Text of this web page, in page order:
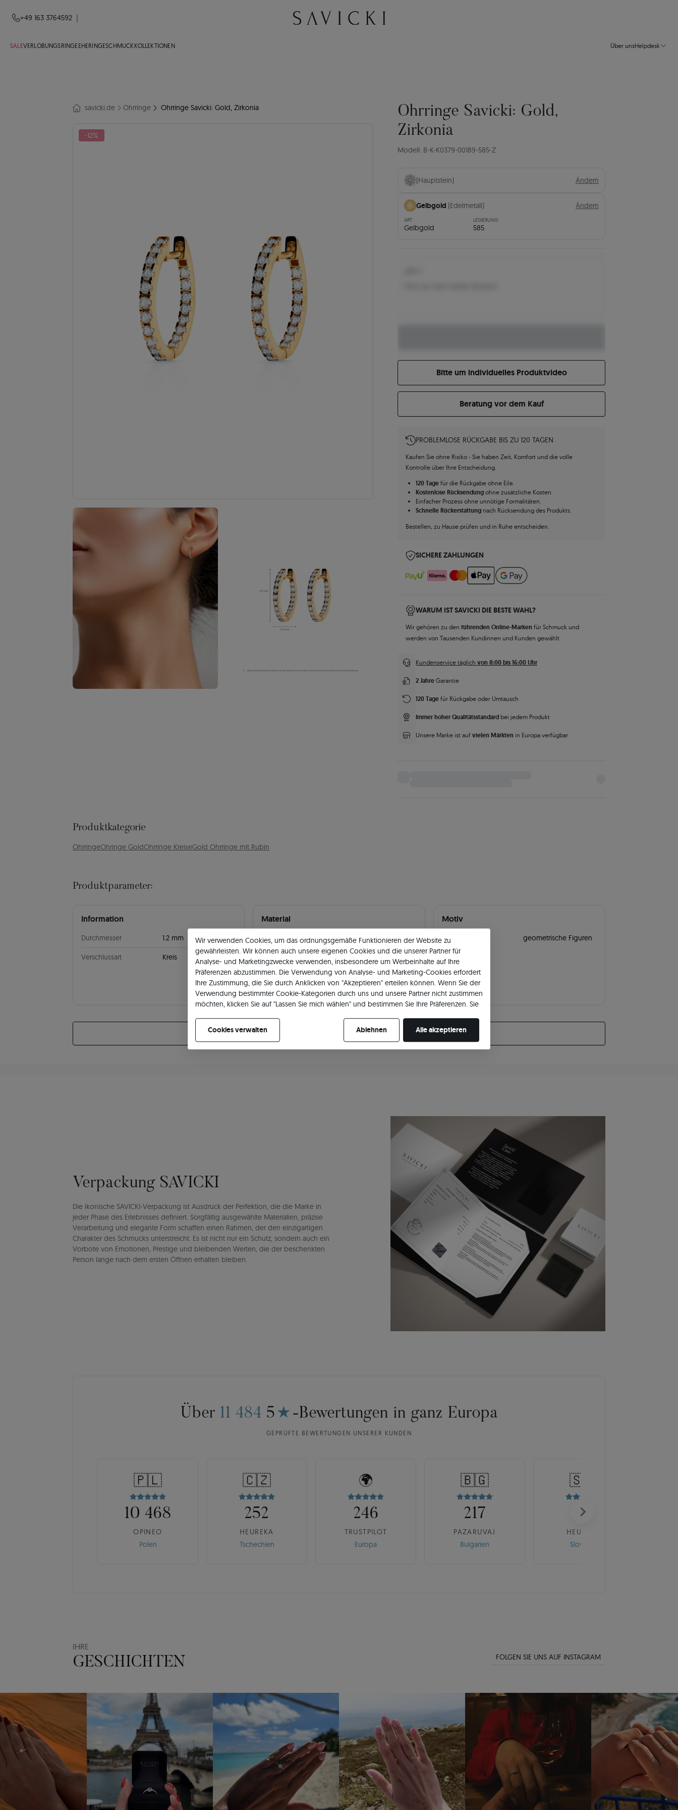
+49 163 3764592
SALEVERLOBUNGSRINGE EHERINGESCHMUCKKOLLEKTIONEN Über unsHelpdesk
savicki.de Ohrringe Ohrringe Savicki: Gold, Zirkonia
-12%
Ohrringe Savicki: Gold,
Zirkonia
Modell: B-K-K0379-00189-585-Z
(Hauptstein) Ändern
Gelbgold (Edelmetall) Ändern
ART
Gelbgold
LEGIERUNG
585
Bitte um individuelles Produktvideo
Beratung vor dem Kauf
PROBLEMLOSE RÜCKGABE BIS ZU 120 TAGEN
Kaufen Sie ohne Risiko - Sie haben Zeit, Komfort und die volle
Kontrolle über Ihre Entscheidung.
120 Tage für die Rückgabe ohne Eile.
Kostenlose Rücksendung ohne zusätzliche Kosten.
Einfacher Prozess ohne unnötige Formalitäten.
Schnelle Rückerstattung nach Rücksendung des Produkts.
Bestellen, zu Hause prüfen und in Ruhe entscheiden.
SICHERE ZAHLUNGEN
WARUM IST SAVICKI DIE BESTE WAHL?
Wir gehören zu den führenden Online-Marken für Schmuck und
werden von Tausenden Kundinnen und Kunden gewählt.
Kundenservice täglich von 8:00 bis 16:00 Uhr
2 Jahre Garantie
120 Tage für Rückgabe oder Umtausch
Immer hoher Qualitätsstandard bei jedem Produkt
Unsere Marke ist auf vielen Märkten in Europa verfügbar
Produktkategorie
OhrringeOhringe GoldOhrringe KreiseGold Ohrringe mit Rubin
Produktparameter:
Information
Durchmesser 1.2 mm
Verschlussart Kreis
Material
Legierung 585
Gelbgold
Durchschnittliches
Produktgewicht
1.89 g
Motiv
Motiv geometrische Figuren
Erfahren Sie detaillierte Parameter
Verpackung SAVICKI
Die ikonische SAVICKI-Verpackung ist Ausdruck der Perfektion, die die Marke in
jeder Phase des Erlebnisses definiert. Sorgfältig ausgewählte Materialien, präzise
Verarbeitung und elegante Form schaffen einen Rahmen, der den einzigartigen
Charakter des Schmucks unterstreicht. Es ist nicht nur ein Schutz, sondern auch ein
Vorbote von Emotionen, Prestige und bleibenden Werten, die der beschenkten
Person lange nach dem ersten Öffnen erhalten bleiben.
Über 11 484 5 ★ -Bewertungen in ganz Europa
GEPRÜFTE BEWERTUNGEN UNSERER KUNDEN
🇵🇱
10 468
OPINEO
Polen
🇨🇿
252
HEUREKA
Tschechien
🌍
246
TRUSTPILOT
Europa
🇧🇬
217
PAZARUVAJ
Bulgarien
🇸🇰
175
HEUREKA
Slowakei
IHRE
GESCHICHTEN FOLGEN SIE UNS AUF INSTAGRAM
Wir verwenden Cookies, um das ordnungsgemäße Funktionieren der Website zu
gewährleisten. Wir können auch unsere eigenen Cookies und die unserer Partner für
Analyse- und Marketingzwecke verwenden, insbesondere um Werbeinhalte auf Ihre
Präferenzen abzustimmen. Die Verwendung von Analyse- und Marketing-Cookies erfordert
Ihre Zustimmung, die Sie durch Anklicken von "Akzeptieren" erteilen können. Wenn Sie der
Verwendung bestimmter Cookie-Kategorien durch uns und unsere Partner nicht zustimmen
möchten, klicken Sie auf "Lassen Sie mich wählen" und bestimmen Sie Ihre Präferenzen. Sie
Cookies verwalten
Ablehnen Alle akzeptieren